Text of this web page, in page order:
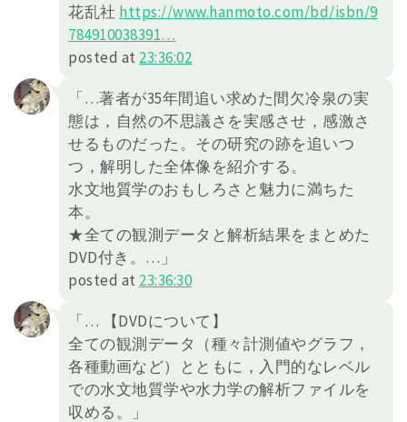
花乱社 https://www.hanmoto.com/bd/isbn/9
784910038391…
posted at 23:36:02
「…著者が35年間追い求めた間欠冷泉の実
態は，自然の不思議さを実感させ，感激さ
せるものだった。その研究の跡を追いつ
つ，解明した全体像を紹介する。
水文地質学のおもしろさと魅力に満ちた
本。
★全ての観測データと解析結果をまとめた
DVD付き。…」
posted at 23:36:30
「… 【DVDについて】
全ての観測データ（種々計測値やグラフ，
各種動画など）とともに，入門的なレベル
での水文地質学や水力学の解析ファイルを
収める。」